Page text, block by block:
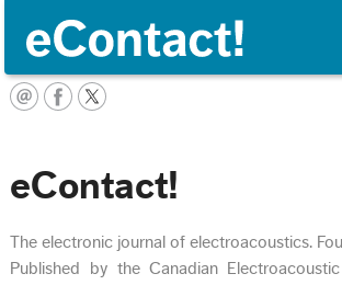
eContact!
The electronic journal of electroacoustics.
Published by the Canadian